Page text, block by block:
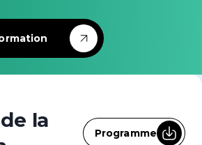
la
Programme